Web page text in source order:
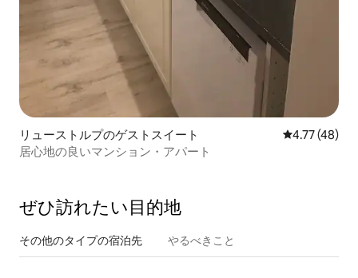
リューストルプのゲストスイート レビュー48
4.77 (48)
居心地の良いマンション・アパート
ぜひ訪⁠れ⁠た⁠い目⁠的⁠地
その他のタ⁠イ⁠プ⁠の宿⁠泊⁠先 やるべきこと